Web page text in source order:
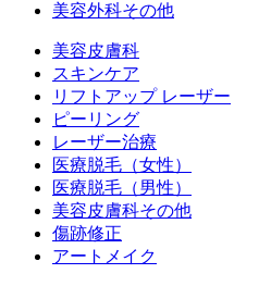
美容外科その他
美容皮膚科
スキンケア
リフトアップ レーザー
ピーリング
レーザー治療
医療脱毛（女性）
医療脱毛（男性）
美容皮膚科その他
傷跡修正
アートメイク